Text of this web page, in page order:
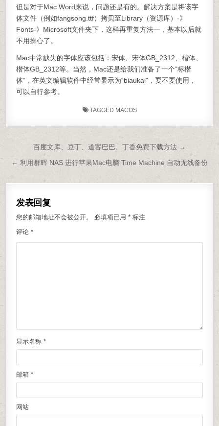
但是对于Mac Word来说，问题还是有的。解决方案是将该字
体文件（例如fangsong.ttf）拷贝至Library（资源库）-》
Fonts-》Microsoft文件夹下，这样再重复方法一，基本以后就
不用操心了。
Mac中常缺失的字体应该包括：宋体、宋体GB_2312、楷体、
楷体GB_2312等。当然，Mac还是给我们准备了一个“标楷
体”，在英文编辑软件中经常显示为“biaukai”，要不要使用，
可以自行参考。
TAGGED MACOS
文章导航
百度文库、豆丁、道客巴巴、丁香免费下载方法 →
← 利用群晖 NAS 进行苹果Mac电脑 Time Machine 自动无线备份
发表回复
您的邮箱地址不会被公开。 必填项已用* 标注
评论*
显示名称*
邮箱*
网站